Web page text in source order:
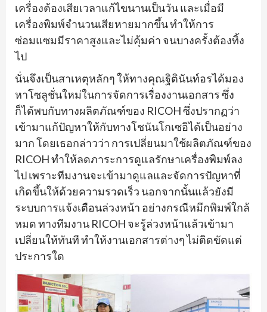
เครื่องต้องเสียเวลาแก้ไขนานเป็นวัน และเมื่อมี
เครื่องพิมพ์จำนวนเสียหายมากขึ้น ทำให้การ
ซ่อมแซมมีราคาสูงและไม่คุ้มค่า จนบางครั้งต้องทิ้ง
ไป
นั่นจึงเป็นสาเหตุหลักๆ ให้ทางคุณฐิตินันท์อรได้มอง
หาโซลูชั่นใหม่ในการจัดการเรื่องงานเอกสาร ซึ่ง
ก็ได้พบกับทางผลิตภัณฑ์ของ RICOH ซึ่งปรากฏว่า
เข้ามาแก้ปัญหาให้กับทางโชนันโกเซอิได้เป็นอย่าง
มาก โดยเธอกล่าวว่า การเปลี่ยนมาใช้ผลิตภัณฑ์ของ
RICOH ทำให้ลดภาระการดูแลรักษาเครื่องพิมพ์ลง
ไป เพราะทีมงานจะเข้ามาดูแลและจัดการปัญหาที่
เกิดขึ้นให้ด้วยความรวดเร็ว นอกจากนั้นแล้วยังมี
ระบบการแจ้งเตือนล่วงหน้า อย่างกรณีหมึกพิมพ์ใกล้
หมด ทางทีมงาน RICOH จะรู้ล่วงหน้าแล้วเข้ามา
เปลี่ยนให้ทันที ทำให้งานเอกสารต่างๆ ไม่ติดขัดแต่
ประการใด